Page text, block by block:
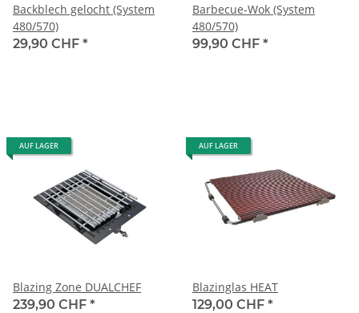
Backblech gelocht (System
480/570)
29,90 CHF *
Barbecue-Wok (System
480/570)
99,90 CHF *
AUF LAGER
Blazing Zone DUALCHEF
239,90 CHF *
AUF LAGER
Blazinglas HEAT
129,00 CHF *